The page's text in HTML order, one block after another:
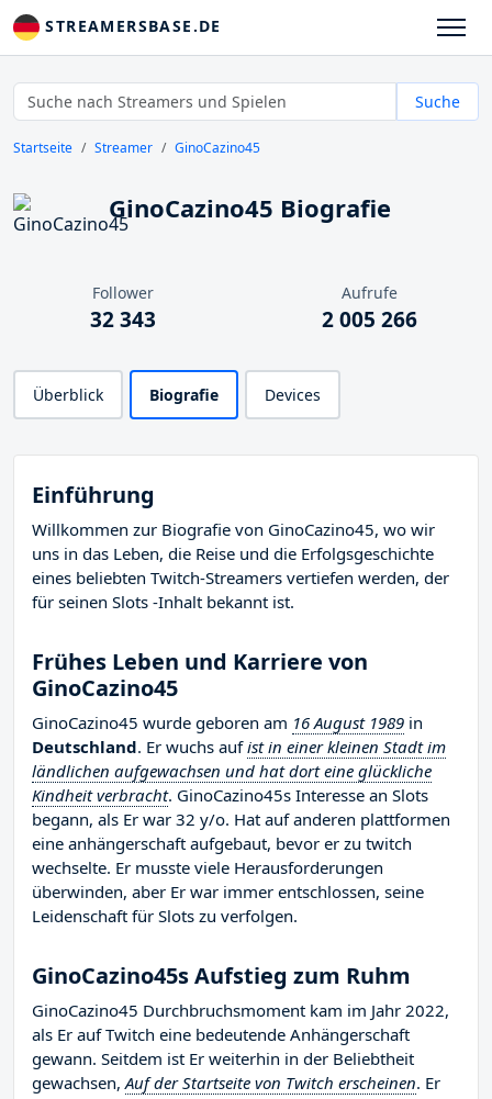
STREAMERSBASE.DE
Suche
Startseite Streamer GinoCazino45
GinoCazino45 Biografie
Follower
32 343
Aufrufe
2 005 266
Überblick Biografie Devices
Einführung
Willkommen zur Biografie von GinoCazino45, wo wir
uns in das Leben, die Reise und die Erfolgsgeschichte
eines beliebten Twitch-Streamers vertiefen werden, der
für seinen Slots -Inhalt bekannt ist.
Frühes Leben und Karriere von
GinoCazino45
GinoCazino45 wurde geboren am 16 August 1989 in
Deutschland. Er wuchs aufist in einer kleinen Stadt im
ländlichen aufgewachsen und hat dort eine glückliche
Kindheit verbracht. GinoCazino45s Interesse an Slots
begann, als Er war 32 y/o. Hat auf anderen plattformen
eine anhängerschaft aufgebaut, bevor er zu twitch
wechselte. Er musste viele Herausforderungen
überwinden, aber Er war immer entschlossen, seine
Leidenschaft für Slots zu verfolgen.
GinoCazino45s Aufstieg zum Ruhm
GinoCazino45 Durchbruchsmoment kam im Jahr 2022,
als Er auf Twitch eine bedeutende Anhängerschaft
gewann. Seitdem ist Er weiterhin in der Beliebtheit
gewachsen,Auf der Startseite von Twitch erscheinen. Er